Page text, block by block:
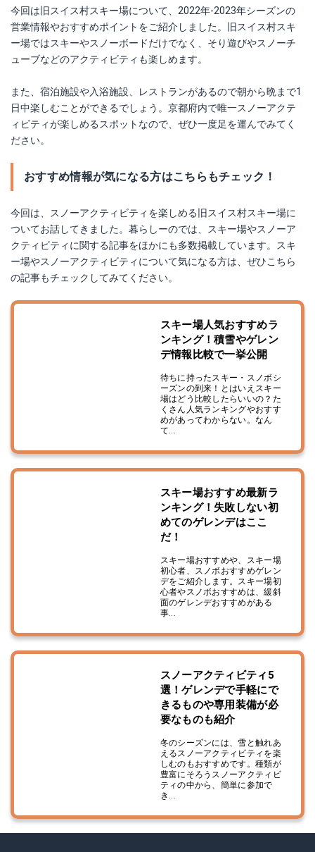
今回は旧スイス村スキー場について、2022年-2023年シーズンの
営業情報やおすすめポイントをご紹介しました。旧スイス村スキ
ー場ではスキーやスノーボードだけでなく、そり遊びやスノーチ
ューブなどのアクティビティも楽しめます。
また、宿泊施設や入浴施設、レストランがあるので朝から晩まで1
日中楽しむことができるでしょう。京都府内で唯一スノーアクテ
ィビティが楽しめるスポットなので、ぜひ一度足を運んでみてく
ださい。
おすすめ情報が気になる方はこちらもチェック！
今回は、スノーアクティビティを楽しめる旧スイス村スキー場に
ついてお話してきました。暮らしーのでは、スキー場やスノーア
クティビティに関する記事をほかにも多数掲載しています。スキ
ー場やスノーアクティビティについて気になる方は、ぜひこちら
の記事もチェックしてみてください。
スキー場人気おすすめラ
ンキング！積雪やゲレン
デ情報比較で一挙公開
待ちに持ったスキー・スノボシ
ーズンの到来！とはいえスキー
場はどう比較したらいいの？た
くさん人気ランキングやおすす
めがあってわからない。なん
て...
スキー場おすすめ最新ラ
ンキング！失敗しない初
めてのゲレンデはここ
だ！
スキー場おすすめや、スキー場
初心者、スノボおすすめゲレン
デをご紹介します。スキー場初
心者やスノボおすすめは、緩斜
面のゲレンデおすすめがある
事...
スノーアクティビティ5
選！ゲレンデで手軽にで
きるものや専用装備が必
要なものも紹介
冬のシーズンには、雪と触れあ
えるスノーアクティビティを楽
しむのもおすすめです。種類が
豊富にそろうスノーアクティビ
ティの中から、簡単に参加で
き...